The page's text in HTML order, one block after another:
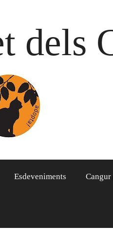
dels
Esdeveniments Cangur